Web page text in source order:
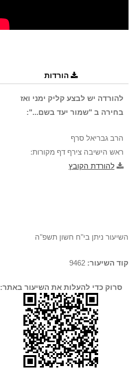
הורדות
להורדה יש לבצע קליק ימני ואז
בחירה ב "שמור יעד בשם...":
הרב גבריאל סרף
ראש הישיבה צירף דף מקורות:
להורדת הקובץ
השיעור ניתן בי"ח חשון תשפ"ה
קוד השיעור:
סרוק כדי להעלות את השיעור באתר: